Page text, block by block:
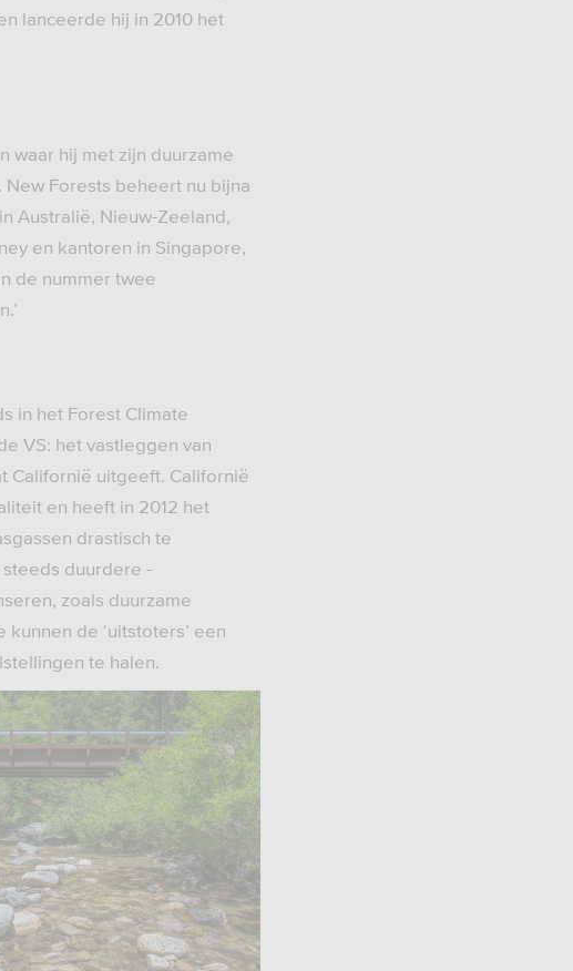
lanceerde hij in 2010 het
waar hij met zijn duurzame
Forests beheert nu bijna
Australië, Nieuw-Zeeland,
en kantoren in Singapore,
de nummer twee
in het Forest Climate
VS: het vastleggen van
Californië uitgeeft. Californië
en heeft in 2012 het
drastisch te
duurdere -
zoals duurzame
de ‘uitstoters’ een
te halen.